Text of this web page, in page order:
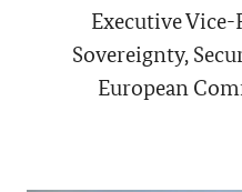
Executive
Sovereignty,
European